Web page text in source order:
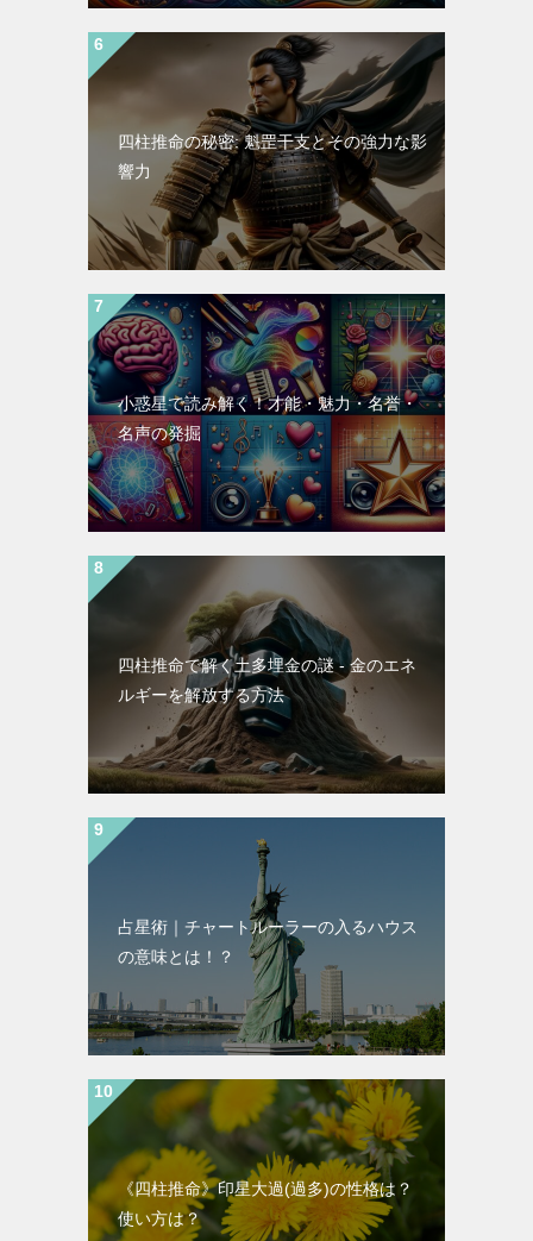
四柱推命の秘密: 魁罡干支とその強力な影
響力
小惑星で読み解く！才能・魅力・名誉・
名声の発掘
四柱推命で解く土多埋金の謎 - 金のエネ
ルギーを解放する方法
占星術｜チャートルーラーの入るハウス
の意味とは！？
《四柱推命》印星大過(過多)の性格は？
使い方は？